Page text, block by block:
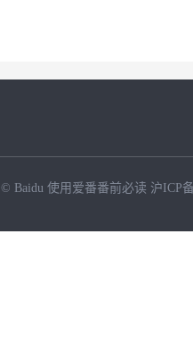
© Baidu 使用爱番番前必读 沪ICP